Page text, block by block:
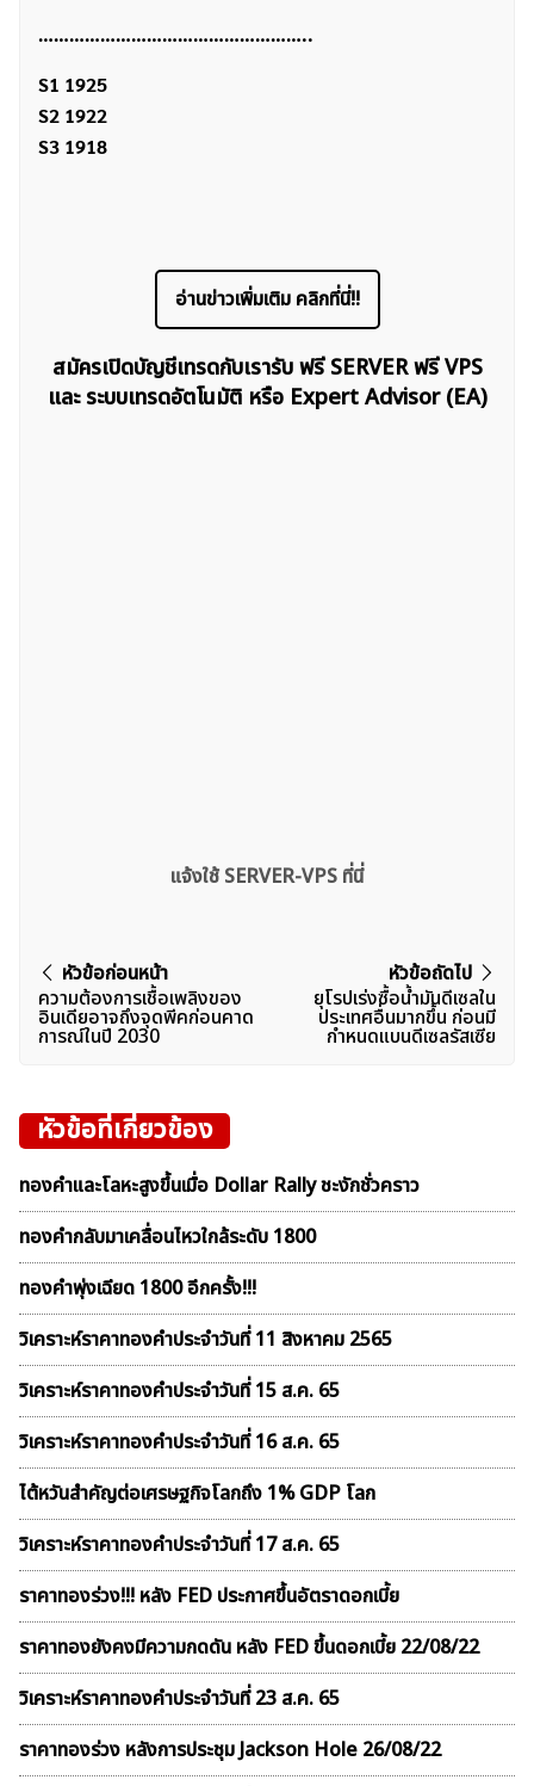
……………………………………………..
S1 1925
S2 1922
S3 1918
อ่านข่าวเพิ่มเติม คลิกที่นี่!!
สมัครเปิดบัญชีเทรดกับเรารับ ฟรี SERVER ฟรี VPS
และ ระบบเทรดอัตโนมัติ หรือ Expert Advisor (EA)
แจ้งใช้ SERVER-VPS ที่นี่
แนะแนว
เรื่อง
หัวข้อก่อนหน้า
ความต้องการเชื้อเพลิงของ
อินเดียอาจถึงจุดพีคก่อนคาด
การณ์ในปี 2030
หัวข้อถัดไป
ยุโรปเร่งซื้อน้ำมันดีเซลใน
ประเทศอื่นมากขึ้น ก่อนมี
กำหนดแบนดีเซลรัสเซีย
หัวข้อที่เกี่ยวข้อง
ทองคำและโลหะสูงขึ้นเมื่อ Dollar Rally ชะงักชั่วคราว
ทองคำกลับมาเคลื่อนไหวใกล้ระดับ 1800
ทองคำพุ่งเฉียด 1800 อีกครั้ง!!!
วิเคราะห์ราคาทองคําประจำวันที่ 11 สิงหาคม 2565
วิเคราะห์ราคาทองคําประจำวันที่ 15 ส.ค. 65
วิเคราะห์ราคาทองคําประจำวันที่ 16 ส.ค. 65
ไต้หวันสำคัญต่อเศรษฐกิจโลกถึง 1% GDP โลก
วิเคราะห์ราคาทองคําประจำวันที่ 17 ส.ค. 65
ราคาทองร่วง!!! หลัง FED ประกาศขึ้นอัตราดอกเบี้ย
ราคาทองยังคงมีความกดดัน หลัง FED ขึ้นดอกเบี้ย 22/08/22
วิเคราะห์ราคาทองคําประจำวันที่ 23 ส.ค. 65
ราคาทองร่วง หลังการประชุม Jackson Hole 26/08/22